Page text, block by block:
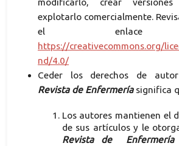
modificarlo, crear
explotarlo comercialmente.
el enlace
https://creativecommons.org/
nd/4.0/
Ceder los derechos de
Revista de Enfermería significa
Los autores mantienen el
de sus artículos y le
Revista de Enfermería